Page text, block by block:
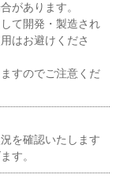
があります。
て開発・製造され
はお避けくださ
すのでご注意くだ
を確認いたします
す。